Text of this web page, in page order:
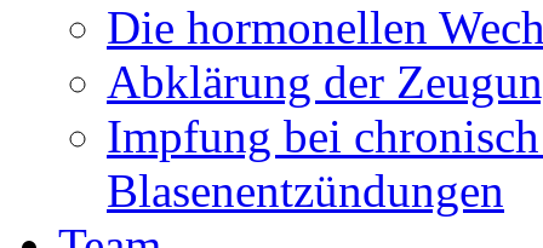
Die hormonellen
Abklärung der
Impfung bei
Blasenentzündungen